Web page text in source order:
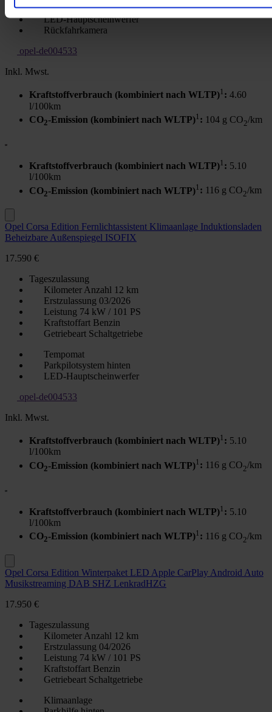
Elektrische Parkbremse
LED-Hauptscheinwerfer
Rückfahrkamera
opel-de004533
Inkl. Mwst.
Kraftstoffverbrauch (kombiniert nach WLTP)1 : 4.60
l/100km
CO2-Emission (kombiniert nach WLTP)1 : 104 g CO2/km
Kraftstoffverbrauch (kombiniert nach WLTP)1 : 5.10
l/100km
CO2-Emission (kombiniert nach WLTP)1 : 116 g CO2/km
Opel Corsa Edition Fernlichtassistent Klimaanlage Induktionsladen
Beheizbare Außenspiegel ISOFIX
17.590 €
Tageszulassung
Kilometer Anzahl 12 km
Erstzulassung 03/2026
Leistung 74 kW / 101 PS
Kraftstoffart Benzin
Getriebeart Schaltgetriebe
Tempomat
Parkpilotsystem hinten
LED-Hauptscheinwerfer
opel-de004533
Inkl. Mwst.
Kraftstoffverbrauch (kombiniert nach WLTP)1 : 5.10
l/100km
CO2-Emission (kombiniert nach WLTP)1 : 116 g CO2/km
Kraftstoffverbrauch (kombiniert nach WLTP)1 : 5.10
l/100km
CO2-Emission (kombiniert nach WLTP)1 : 116 g CO2/km
Opel Corsa Edition Winterpaket LED Apple CarPlay Android Auto
Musikstreaming DAB SHZ LenkradHZG
17.950 €
Tageszulassung
Kilometer Anzahl 12 km
Erstzulassung 04/2026
Leistung 74 kW / 101 PS
Kraftstoffart Benzin
Getriebeart Schaltgetriebe
Klimaanlage